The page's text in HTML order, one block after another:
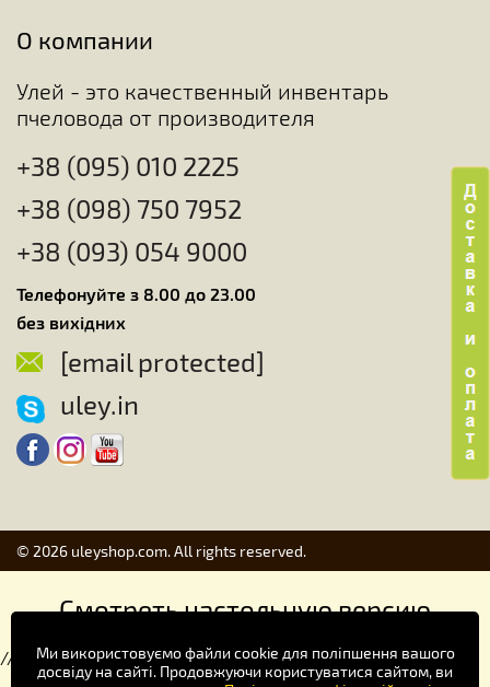
О компании
Улей - это качественный инвентарь
пчеловода от производителя
+38 (095) 010 2225
+38 (098) 750 7952
+38 (093) 054 9000
Телефонуйте з 8.00 до 23.00
без вихідних
[email protected]
uley.in
© 2026 uleyshop.com. All rights reserved.
Ми використовуємо файли cookie для поліпшення вашого
досвіду на сайті. Продовжуючи користуватися сайтом, ви
Смотреть настольную версию
//